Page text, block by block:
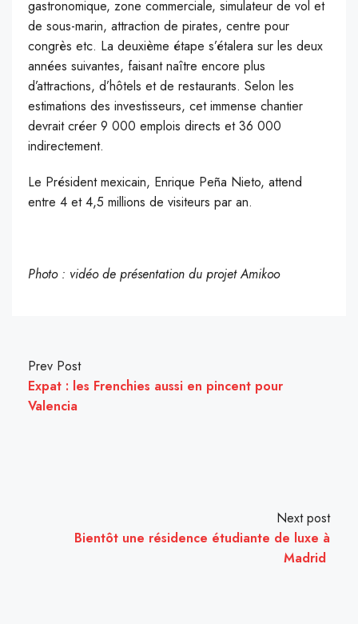
gastronomique, zone commerciale, simulateur de vol et
de sous-marin, attraction de pirates, centre pour
congrès etc. La deuxième étape s’étalera sur les deux
années suivantes, faisant naître encore plus
d’attractions, d’hôtels et de restaurants. Selon les
estimations des investisseurs, cet immense chantier
devrait créer 9 000 emplois directs et 36 000
indirectement.
Le Président mexicain, Enrique Peña Nieto, attend
entre 4 et 4,5 millions de visiteurs par an.
Photo : vidéo de présentation du projet Amikoo
Prev Post
Expat : les Frenchies aussi en pincent pour
Valencia
Next post
Bientôt une résidence étudiante de luxe à
Madrid